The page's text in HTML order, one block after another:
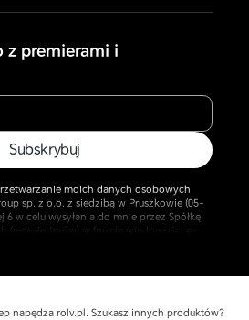
z premierami i
Subskrybuj
moich danych osobowych
sp. z o.o. z siedzibą w Pruszkowie (05-
6 w celu wysyłania do mnie przez Spółkę
(newsletterów) w formie wiadomości e-
przeze mnie adres. Przyjmuję do
napędza rolv.pl . Szukasz innych produktów?